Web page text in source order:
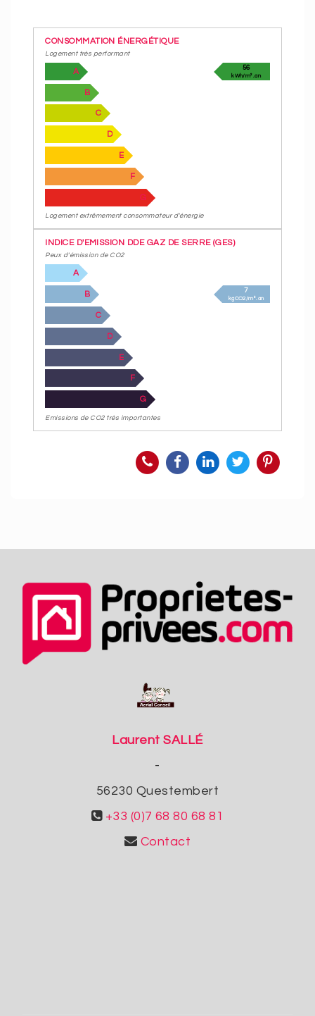
CONSOMMATION ÉNERGÉTIQUE
Logement très performant
A 56
kWh/m².an
B
C
D
E
F
G
Logement extrêmement consommateur d'énergie
INDICE D'EMISSION DDE GAZ DE SERRE (GES)
Peux d'émission de CO2
A
B 7
kgCO2/m².an
C
D
E
F
G
Emissions de CO2 très importantes
Laurent SALLÉ
-
56230 Questembert
+33 (0)7 68 80 68 81
Contact